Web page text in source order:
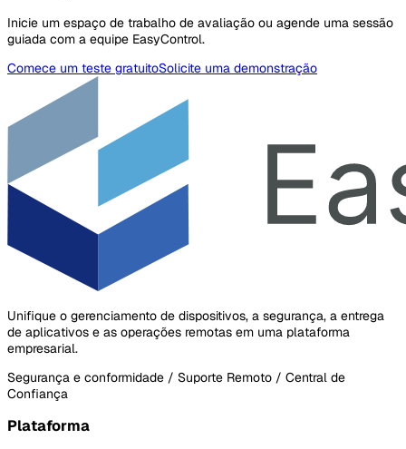
Inicie um espaço de trabalho de avaliação ou agende uma sessão
guiada com a equipe EasyControl.
Comece um teste gratuitoSolicite uma demonstração
Unifique o gerenciamento de dispositivos, a segurança, a entrega
de aplicativos e as operações remotas em uma plataforma
empresarial.
Segurança e conformidade / Suporte Remoto / Central de
Confiança
Plataforma